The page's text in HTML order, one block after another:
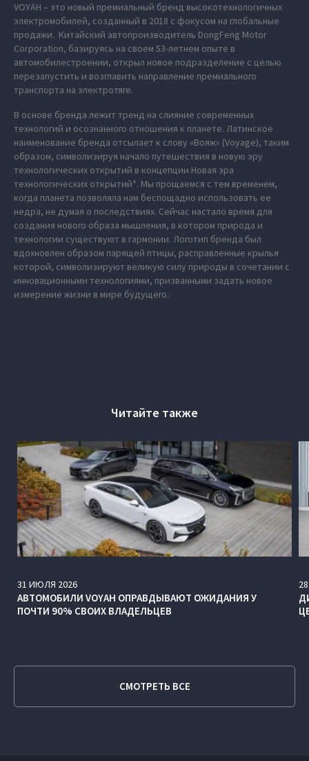
VOYAH – это новый премиальный бренд высокотехнологичных
электромобилей, созданный в 2018 с фокусом на глобальные
продажи. Китайский автопроизводитель DongFeng Motor
Corporation, базируясь на своем 53-летнем опыте в
автомобилестроении, открыл новое подразделение с целью
перезапустить и возглавить направление премиального
транспорта на электротяге.
В основе бренда лежит тренд на слияние современных
технологий и осознанного отношения к планете. Латинское
наименование бренда отсылает к слову «Вояж» (Voyage), таким
образом, символизируя начало путешествия в новую эру
технологических открытий в концепции Новая эра
технологических открытий*. Мы прощаемся с тем временем,
когда планета позволяла нам беспощадно использовать ее
недра, не думая о последствиях. Сейчас настало время для
создания нового образа мышления, в котором природа и
технологии существуют в гармонии. Логотип бренда был
вдохновлен образом парящей птицы, расправленные крылья
которой, символизируют великую силу природы в сочетании с
инновационными технологиями, призванными задать новое
измерение жизни в мире будущего.
Читайте также
31 ИЮЛЯ 2026
АВТОМОБИЛИ VOYAH ОПРАВДЫВАЮТ ОЖИДАНИЯ У
ПОЧТИ 90% СВОИХ ВЛАДЕЛЬЦЕВ
28
СМОТРЕТЬ ВСЕ